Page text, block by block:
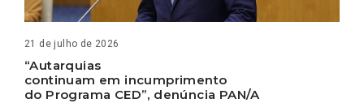
21 de julho de 2026
“Autarquias
continuam em incumprimento
do Programa CED”, denúncia PAN/A